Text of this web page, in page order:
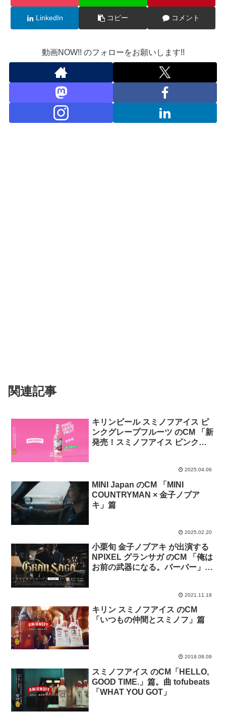
LinkedIn コピー コメント
動画NOW!! のフォローをお願いします!!
関連記事
キリンビール スミノフアイス ピ
ンクグレープフルーツ のCM 「新
発売！スミノフアイス ピンクグ
2025.04.06
MINI Japan のCM 「MINI
COUNTRYMAN × 金子ノブア
キ」篇
2025.02.20
小栗旬 金子ノブアキ が出演する
NPIXEL グランサガ のCM 「俺は
お前の武器になる。バーバー」
2021.11.18
キリン スミノフアイス のCM
「いつもの仲間とスミノフ」篇
2018.08.09
スミノフアイス のCM「HELLO,
GOOD TIME.」篇。曲 tofubeats
「WHAT YOU GOT」